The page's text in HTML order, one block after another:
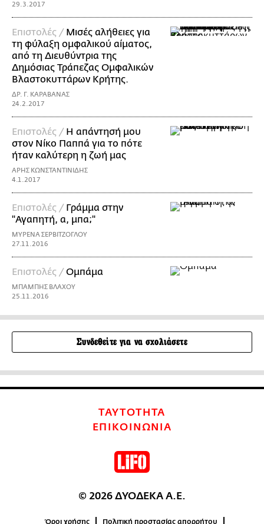
29.3.2017
Επιστολές / Μισές αλήθειες για
τη φύλαξη ομφαλικού αίματος,
από τη Διευθύντρια της
Δημόσιας Τράπεζας Ομφαλικών
Βλαστοκυττάρων Κρήτης.
ΔΡ. Γ. ΚΑΡΑΒΑΝΑΣ
24.2.2017
Επιστολές / Η απάντησή μου
στον Νίκο Παππά για το πότε
ήταν καλύτερη η ζωή μας
ΑΡΗΣ ΚΩΝΣΤΑΝΤΙΝΙΔΗΣ
4.1.2017
Επιστολές / Γράμμα στην
"Αγαπητή, α, μπα;"
ΜΥΡΕΝΑ ΣΕΡΒΙΤΖΟΓΛΟΥ
27.11.2016
Επιστολές /Ομπάμα
ΜΠΑΜΠΗΣ ΒΛΑΧΟΥ
25.11.2016
Συνδεθείτε για να σχολιάσετε
ΤΑΥΤΟΤΗΤΑ
ΕΠΙΚΟΙΝΩΝΙΑ
© 2026 ΔΥΟΔΕΚΑ Α.Ε.
Όροι χρήσης Πολιτική προστασίας απορρήτου